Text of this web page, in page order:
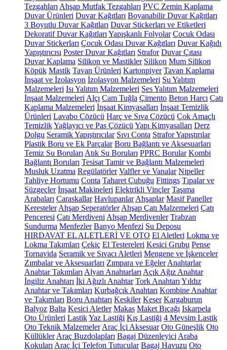
Tezgahları Ahşap Mutfak Tezgahları PVC Zemin Kaplama
Duvar Ürünleri Duvar Kağıtları Boyanabilir Duvar Kağıtları
3 Boyutlu Duvar Kağıtları Duvar Stickerları ve Etiketleri
Dekoratif Duvar Kağıtları Yapışkanlı Folyolar Çocuk Odası
Duvar Stickerları Çocuk Odası Duvar Kağıtları Duvar Kağıdı
Yapıştırıcısı Poster Duvar Kağıtları Strafor Duvar Çıtası
Duvar Kaplama Silikon ve Mastikler Silikon Mum Silikon
Köpük Mastik Tavan Ürünleri Kartonpiyer Tavan Kaplama
İnşaat ve İzolasyon İzolasyon Malzemeleri Su Yalıtım
Malzemeleri Isı Yalıtım Malzemeleri Ses Yalıtım Malzemeleri
İnşaat Malzemeleri Alçı Cam Tuğla Çimento Beton Harcı Çatı
Kaplama Malzemeleri İnşaat Kimyasalları İnşaat Temizlik
Ürünleri Lavabo Çözücü Harç ve Sıva Çözücü Çok Amaçlı
TemizlikYağlayıcı ve Pas Çözücü Yapı Kimyasalları Derz
Dolgu Seramik Yapıştırıcılar Sıvı Conta Strafor Yapıştırılar
Plastik Boru ve Ek Parçalar Boru Bağlantı ve Aksesuarları
Temiz Su Boruları Atık Su Boruları PPRC Borular Kombi
Bağlantı Boruları Tesisat Tamir ve Bağlantı Malzemeleri
Musluk Uzatma Regülatörler Valfler ve Vanalar Nipeller
Tahliye Hortumu Conta Taharet Çubuğu Fittings Tıpalar ve
Süzgeçler İnşaat Makineleri Elektrikli Vinçler Taşıma
Arabaları Caraskallar Havlupanlar Ahşaplar Masif Paneller
Keresteler Ahşap Seperatörler Ahşap Çatı Malzemeleri Çatı
Penceresi Çatı Merdiveni Ahşap Merdivenler Trabzan
Sundurma Menfezler Banyo Menfezi Su Deposu
HIRDAVAT EL ALETLERİ VE OTO El Aletleri Lokma ve
Lokma Takımları Çekiç El Testereleri Kesici Grubu Pense
Tornavida Seramik ve Sıvacı Aletleri Mengene ve İşkenceler
Zımbalar ve Aksesuarları Zımpara ve Eğeler Anahtarlar
Anahtar Takımları Alyan Anahtarları Açık Ağız Anahtar
İngiliz Anahtarı İki Ağızlı Anahtar Tork Anahtarı Yıldız
Anahtar ve Takımları Kurbağcık Anahtarı Kombine Anahtar
ve Takımları Boru Anahtarı Keskiler Keser Kargaburun
Balyoz Balta Kesici Aletler Makas Maket Bıçağı Iskarpela
Oto Ürünleri LastikYaz Lastiği Kış Lastiği 4 Mevsim Lastik
Oto Teknik Malzemeler Araç İçi Aksesuar Oto Güneşlik Oto
Küllükler Araç Buzdolapları Bagaj Düzenleyici Araba
Kokuları Araç İçi Telefon Tutucular Bagaj Havuzu Oto